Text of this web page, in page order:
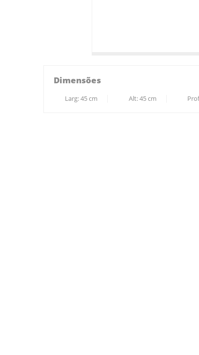
Dimensões
Larg:45cm Alt:45cm